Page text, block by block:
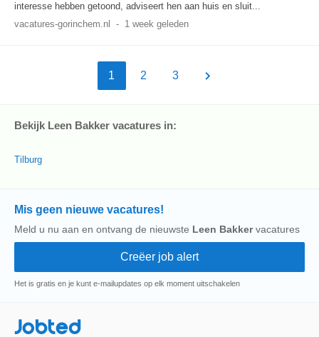
interesse hebben getoond, adviseert hen aan huis en sluit...
vacatures-gorinchem.nl
- 1 week geleden
1 2 3
Bekijk Leen Bakker vacatures in:
Tilburg
Mis geen nieuwe vacatures!
Meld u nu aan en ontvang de nieuwste Leen Bakkervacatures
Het is gratis en je kunt e-mailupdates op elk moment uitschakelen
Jobted